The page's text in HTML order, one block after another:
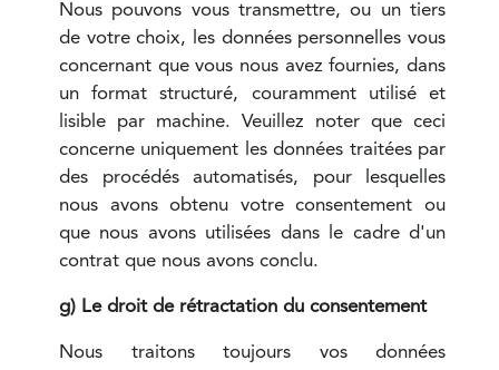
Nous pouvons vous transmettre, ou un tiers
de votre choix, les données personnelles vous
concernant que vous nous avez fournies, dans
un format structuré, couramment utilisé et
lisible par machine. Veuillez noter que ceci
concerne uniquement les données traitées par
des procédés automatisés, pour lesquelles
nous avons obtenu votre consentement ou
que nous avons utilisées dans le cadre d'un
contrat que nous avons conclu.
g) Le droit de rétractation du consentement
Nous traitons toujours vos données